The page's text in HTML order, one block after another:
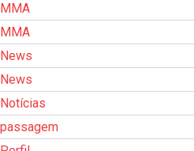
MMA
MMA
News
News
Notícias
passagem